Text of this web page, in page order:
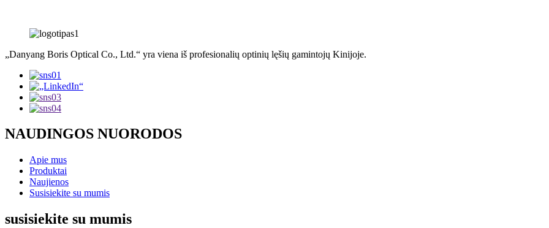
„Danyang Boris Optical Co., Ltd.“ yra viena iš profesionalių optinių lęšių gamintojų Kinijoje.
NAUDINGOS NUORODOS
Apie mus
Produktai
Naujienos
Susisiekite su mumis
susisiekite su mumis